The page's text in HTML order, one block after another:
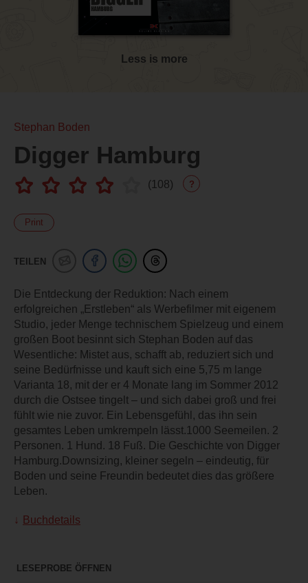
Less is more
Stephan Boden
Digger Hamburg
(108) ?
Print
TEILEN
Die Entdeckung der Reduktion: Nach einem
erfolgreichen „Erstleben“ als Werbefilmer mit eigenem
Studio, jeder Menge technischem Spielzeug und einem
großen Boot besinnt sich Stephan Boden auf das
Wesentliche: Mistet aus, schafft ab, reduziert sich und
seine Bedürfnisse und kauft sich eine 5,75 m lange
Varianta 18, mit der er 4 Monate lang im Sommer 2012
durch die Ostsee tingelt – und sich dabei groß und frei
fühlt wie nie zuvor. Ein Lebensgefühl, das ihn sein
gesamtes Leben umkrempeln lässt.1000 Seemeilen. 2
Personen. 1 Hund. 18 Fuß. Die Geschichte von Digger
Hamburg.Downsizing, kleiner segeln – eindeutig, für
Boden und seine Freundin bedeutet dies das größere
Leben.
Buchdetails
LESEPROBE ÖFFNEN